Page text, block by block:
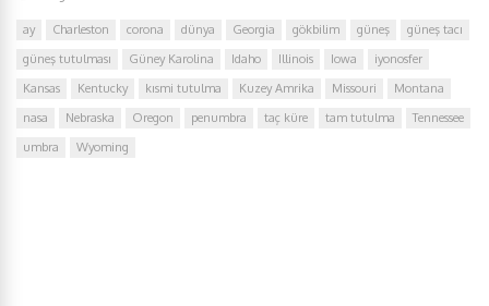
ay Charleston corona dünya Georgia gökbilim güneş
güneş tacı
güneş tutulması
Güney Karolina Idaho Illinois Iowa
iyonosfer
Kansas
Kentucky kısmi tutulma Kuzey Amrika Missouri
Montana
nasa
Nebraska Oregon penumbra taç küre tam tutulma
Tennessee
umbra
Wyoming